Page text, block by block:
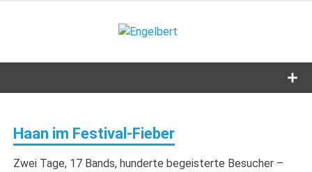
Haan im Festival-Fieber
Zwei Tage, 17 Bands, hunderte begeisterte Besucher –